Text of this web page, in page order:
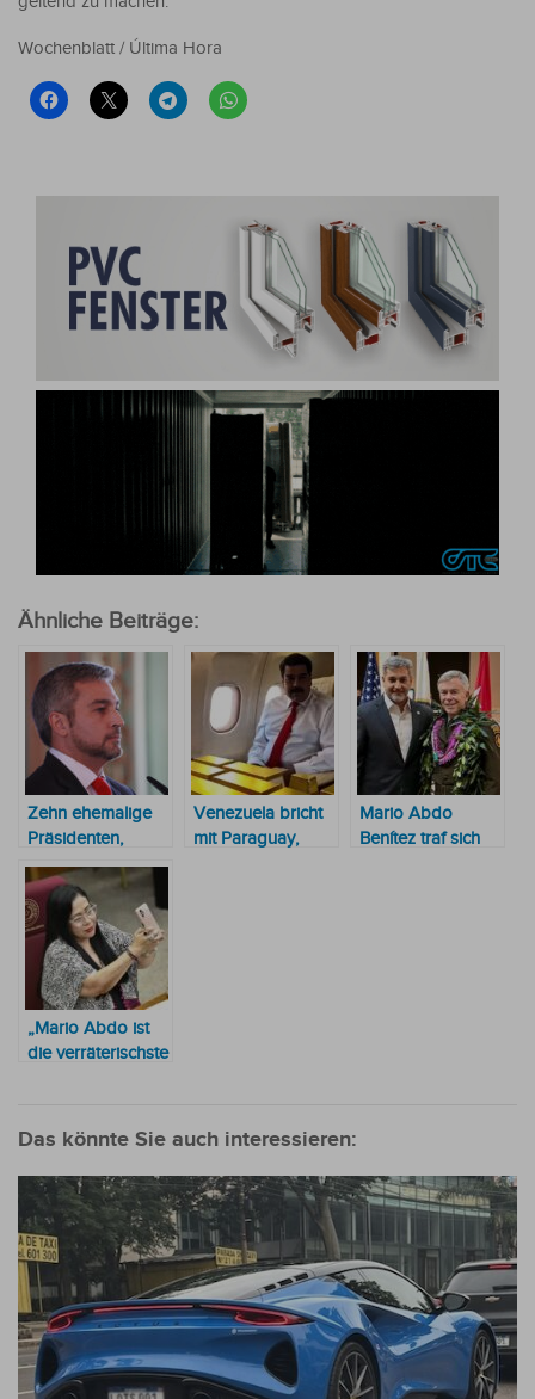
Wochenblatt / Última Hora
Ähnliche Beiträge:
Zehn ehemalige
Präsidenten,
darunter Mario
Abdo, planen die
Einreise nach
Venezuela, um
Edmundo
González zu
unterstützen
Venezuela bricht
mit Paraguay,
Mario Abdo
Benítez traf sich
„Mario Abdo ist
die verräterischste
Das könnte Sie auch interessieren: